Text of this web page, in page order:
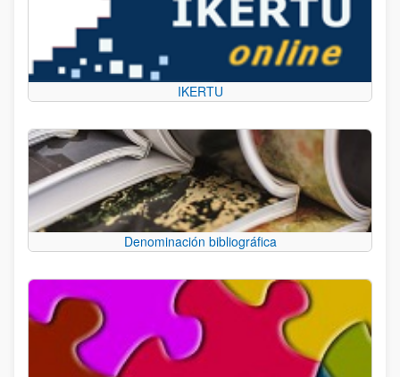
IKERTU
Denominación bibliográfica